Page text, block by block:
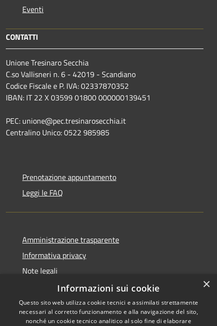
Eventi
CONTATTI
Unione Tresinaro Secchia
C.so Vallisneri n. 6 - 42019 - Scandiano
Codice Fiscale e P. IVA: 02337870352
IBAN: IT 22 X 03599 01800 000000139451
PEC: unione@pec.tresinarosecchia.it
Centralino Unico: 0522 985985
Prenotazione appuntamento
Leggi le FAQ
Amministrazione trasparente
Informativa privacy
Note legali
Dichiarazione di accessibilità
×
Informazioni sui cookie
Questo sito web utilizza cookie tecnici e assimilati strettamente
necessari al corretto funzionamento e alla navigazione del sito,
nonché un cookie tecnico analitico al solo fine di elaborare